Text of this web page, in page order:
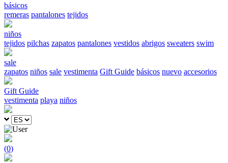
básicos
remeras pantalones tejidos
niños
tejidos pilchas zapatos pantalones vestidos abrigos sweaters swim
sale
zapatos niños sale vestimenta Gift Guide básicos nuevo accesorios
Gift Guide
vestimenta playa niños
(0)